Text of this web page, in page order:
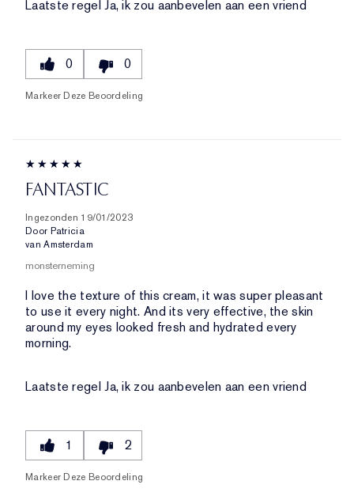
Laatste regelJa, ik zou aanbevelen aan een vriend
0 0
Markeer Deze Beoordeling
FANTASTIC
Ingezonden 19/01/2023
Door Patricia
van Amsterdam
monsterneming
I love the texture of this cream, it was super pleasant
to use it every night. And its very effective, the skin
around my eyes looked fresh and hydrated every
morning.
Laatste regelJa, ik zou aanbevelen aan een vriend
1 2
Markeer Deze Beoordeling